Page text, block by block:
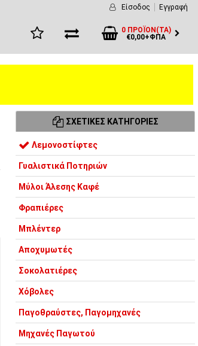
Είσοδος Εγγραφή
0 ΠΡΟΪΌΝ(ΤΑ)
€0,00+ΦΠΑ
ΣΧΕΤΙΚΈΣ ΚΑΤΗΓΟΡΊΕΣ
Λεμονοστίφτες
Γυαλιστικά Ποτηριών
Μύλοι Άλεσης Καφέ
Φραπιέρες
Μπλέντερ
Αποχυμωτές
Σοκολατιέρες
Χόβολες
Παγοθραύστες, Παγομηχανές
Μηχανές Παγωτού